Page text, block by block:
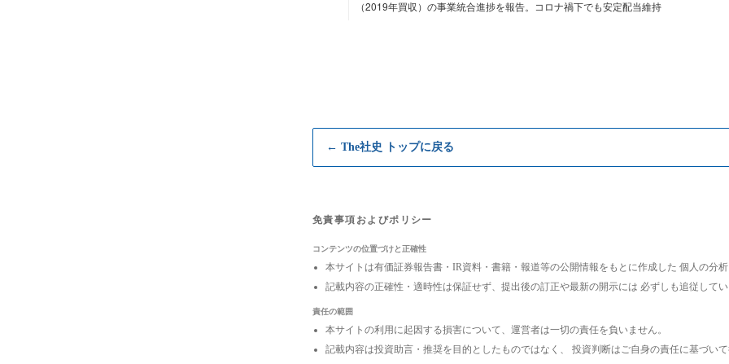
（2019年買収）の事業統合進捗を報告。コロナ禍下でも安定配当維持
← The社史 トップに戻る
免責事項およびポリシー
コンテンツの位置づけと正確性
本サイトは有価証券報告書・IR資料・書籍・報道等の公開情報をもとに作成した 個人の分
記載内容の正確性・適時性は保証せず、提出後の訂正や最新の開示には 必ずしも追従して
責任の範囲
本サイトの利用に起因する損害について、運営者は一切の責任を負いません。
記載内容は投資助言・推奨を目的としたものではなく、 投資判断はご自身の責任に基づい